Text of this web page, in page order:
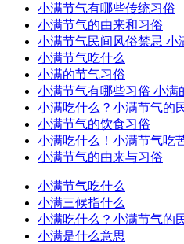
小满节气有哪些传统习俗
小满节气的由来和习俗
小满节气民间风俗禁忌 小
小满节气吃什么
小满的节气习俗
小满节气有哪些习俗 小满
小满吃什么？小满节气的
小满节气的饮食习俗
小满吃什么！小满节气吃
小满节气的由来与习俗
小满节气吃什么
小满三候指什么
小满吃什么？小满节气的
小满是什么意思